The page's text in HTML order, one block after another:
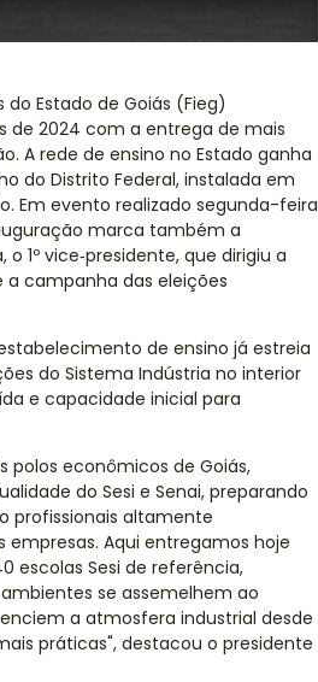
do Estado de Goiás (Fieg)
de 2024 com a entrega de mais
A rede de ensino no Estado ganha
do Distrito Federal, instalada em
Em evento realizado segunda-feira
marca também a
1º vice‑presidente, que dirigiu a
campanha das eleições
de ensino já estreia
do Sistema Indústria no interior
e capacidade inicial para
polos econômicos de Goiás,
do Sesi e Senai, preparando
profissionais altamente
Aqui entregamos hoje
escolas Sesi de referência,
se assemelhem ao
a atmosfera industrial desde
práticas", destacou o presidente